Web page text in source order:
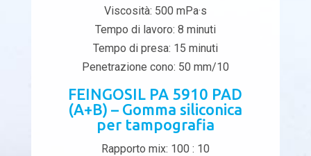
Viscosità: 500 mPa·s
Tempo di lavoro: 8 minuti
Tempo di presa: 15 minuti
Penetrazione cono: 50 mm/10
FEINGOSIL PA 5910 PAD
(A+B) – Gomma siliconica
per tampografia
Rapporto mix: 100 : 10